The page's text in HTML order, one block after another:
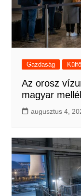
Gazdaság
Az orosz
magyar
augusztus 4,